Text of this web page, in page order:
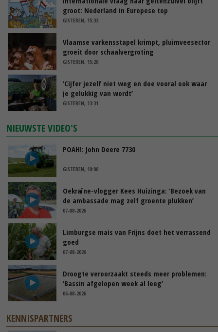
groot: Nederland in Europese top
GISTEREN, 15:33
Vlaamse varkensstapel krimpt, pluimveesector
groeit door schaalvergroting
GISTEREN, 15:20
‘Cijfer jezelf niet weg en doe vooral ook waar
je gelukkig van wordt’
GISTEREN, 13:31
NIEUWSTE VIDEO'S
POAH!: John Deere 7730
GISTEREN, 10:00
Oekraïne-vlogger Kees Huizinga: ‘Bezoek van
de ambassade mag zelf groente plukken’
07-08-2026
Limburgse mais van Frijns doet het verrassend
goed
07-08-2026
Droogte veroorzaakt steeds meer problemen:
‘Bassin afgelopen week al leeg’
06-08-2026
KENNISPARTNERS